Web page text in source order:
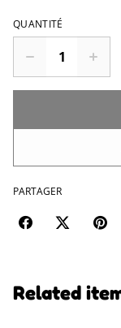
QUANTITÉ
PARTAGER
Related